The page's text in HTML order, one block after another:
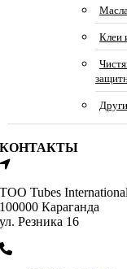
Клеи
КОНТАКТЫ
ТОО Tubes
100000 Караганда
ул. Резника 16